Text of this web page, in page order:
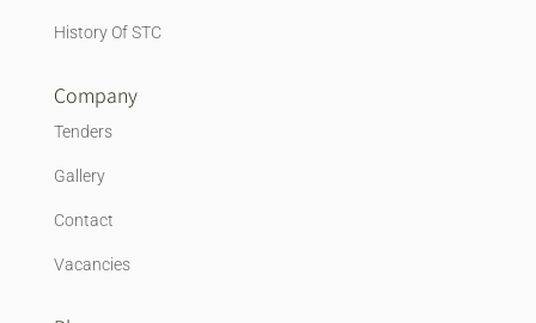
History Of STC
Company
Tenders
Gallery
Contact
Vacancies